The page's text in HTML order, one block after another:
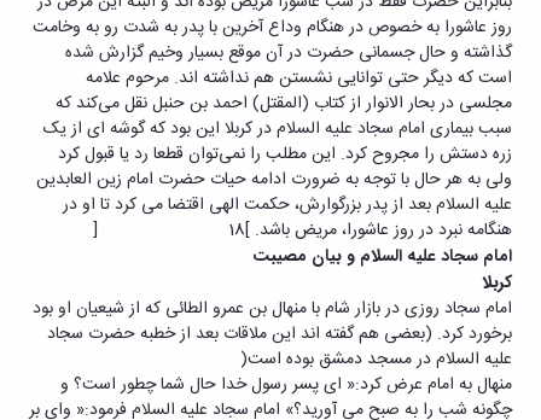
روز عاشورا به خصوص در هنگام وداع آخرین با پدر به شدت رو به وخامت
گذاشته و حال جسمانی حضرت در آن موقع بسیار وخیم گزارش شده
است که دیگر حتی توانایی نشستن هم نداشته اند. مرحوم علامه
مجلسی در بحار الانوار از کتاب (المقتل) احمد بن حنبل نقل می‌کند که
سبب بیماری امام سجاد علیه السلام در کربلا این بود که گوشه ای از یک
زره دستش را مجروح کرد. این مطلب را نمی‌توان قطعا رد یا قبول کرد
ولی به هر حال با توجه به ضرورت ادامه حیات حضرت امام زین العابدین
علیه السلام بعد از پدر بزرگوارش، حکمت الهی اقتضا می کرد تا او در
هنگامه نبرد در روز عاشورا، مریض باشد. ]18 [
امام سجاد علیه السلام و بیان مصیبت
کربلا
امام سجاد روزی در بازار شام با منهال بن عمرو الطائی که از شیعیان او بود
برخورد کرد. (بعضی هم گفته اند این ملاقات بعد از خطبه حضرت سجاد
علیه السلام در مسجد دمشق بوده است(
منهال به امام عرض کرد:« ای پسر رسول خدا حال شما چطور است؟ و
چگونه شب را به صبح می آورید؟» امام سجاد علیه السلام فرمود:« وای بر